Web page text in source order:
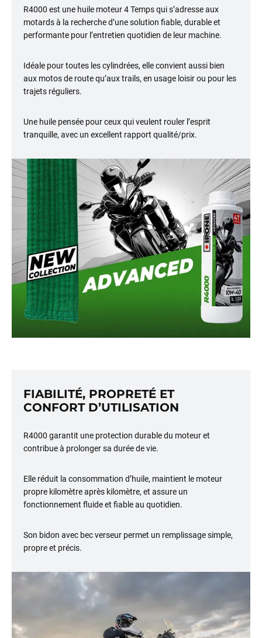
R4000 est une huile moteur 4 Temps qui s’adresse aux
motards à la recherche d’une solution fiable, durable et
performante pour l’entretien quotidien de leur machine.
Idéale pour toutes les cylindrées, elle convient aussi bien
aux motos de route qu’aux trails, en usage loisir ou pour les
trajets réguliers.
Une huile pensée pour ceux qui veulent rouler l’esprit
tranquille, avec un excellent rapport qualité/prix.
FIABILITÉ, PROPRETÉ ET
CONFORT D’UTILISATION
R4000 garantit une protection durable du moteur et
contribue à prolonger sa durée de vie.
Elle réduit la consommation d’huile, maintient le moteur
propre kilomètre après kilomètre, et assure un
fonctionnement fluide et fiable au quotidien.
Son bidon avec bec verseur permet un remplissage simple,
propre et précis.